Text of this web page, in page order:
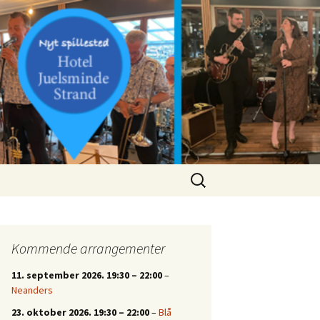
Søg
efter:
Kommende arrangementer
11. september 2026. 19:30 – 22:00–
Neanders
23. oktober 2026. 19:30 – 22:00–Blå